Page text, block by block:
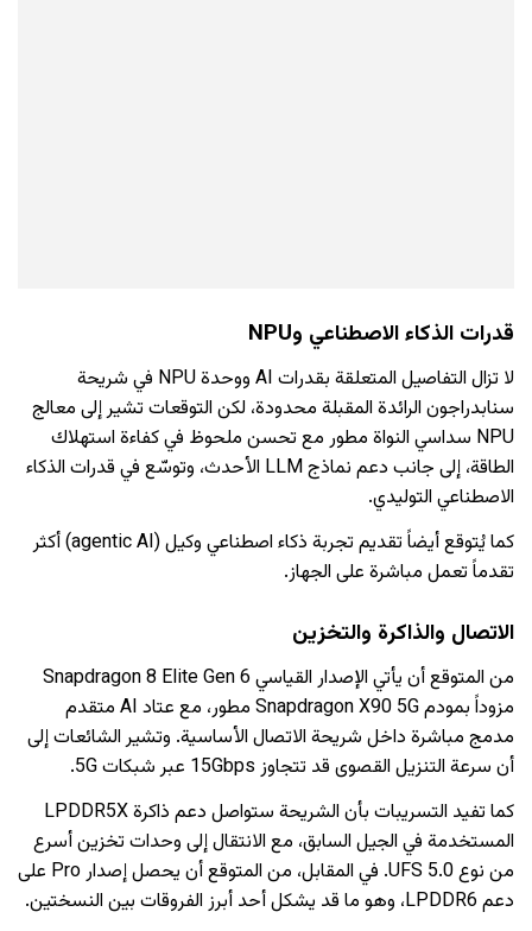
قدرات الذكاء الاصطناعي وNPU
لا تزال التفاصيل المتعلقة بقدرات AI ووحدة NPU في شريحة
سنابدراجون الرائدة المقبلة محدودة، لكن التوقعات تشير إلى معالج
NPU سداسي النواة مطور مع تحسن ملحوظ في كفاءة استهلاك
الطاقة، إلى جانب دعم نماذج LLM الأحدث، وتوسّع في قدرات الذكاء
الاصطناعي التوليدي.
كما يُتوقع أيضاً تقديم تجربة ذكاء اصطناعي وكيل (agentic AI) أكثر
تقدماً تعمل مباشرة على الجهاز.
الاتصال والذاكرة والتخزين
من المتوقع أن يأتي الإصدار القياسي Snapdragon 8 Elite Gen 6
مزوداً بمودم Snapdragon X90 5G مطور، مع عتاد AI متقدم
مدمج مباشرة داخل شريحة الاتصال الأساسية. وتشير الشائعات إلى
أن سرعة التنزيل القصوى قد تتجاوز 15Gbps عبر شبكات 5G.
كما تفيد التسريبات بأن الشريحة ستواصل دعم ذاكرة LPDDR5X
المستخدمة في الجيل السابق، مع الانتقال إلى وحدات تخزين أسرع
من نوع UFS 5.0. في المقابل، من المتوقع أن يحصل إصدار Pro على
دعم LPDDR6، وهو ما قد يشكل أحد أبرز الفروقات بين النسختين.